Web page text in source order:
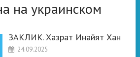
на украинском
ЗАКЛИК. Хазрат Инайят Хан
24.09.2025